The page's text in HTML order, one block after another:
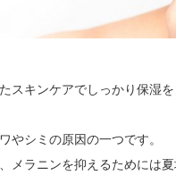
スキンケアでしっかり保湿
やシミの原因の一つです。
メラニンを抑えるためには